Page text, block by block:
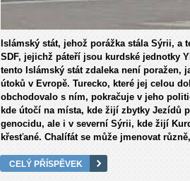
Islámský stát, jehož porážka stála Sýrii, a
SDF, jejichž páteří jsou kurdské jednotky
tento Islámský stát zdaleka není poražen,
útoků v Evropě. Turecko, které jej celou
obchodovalo s ním, pokračuje v jeho
kde útočí na místa, kde žijí zbytky Jezídů
genocidu, ale i v severní Sýrii, kde žijí
křesťané. Chalífát se může jmenovat
CELÝ PŘÍSPĚVEK